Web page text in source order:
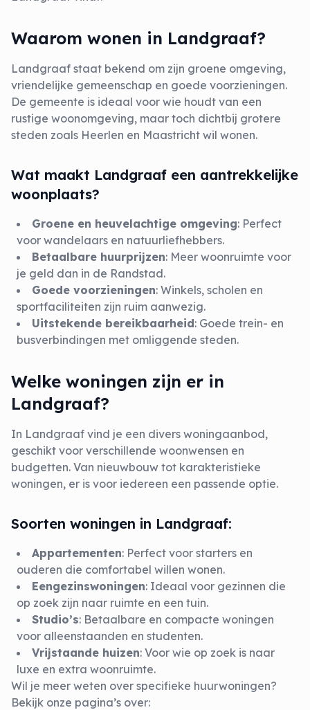
Waarom wonen in Landgraaf?
Landgraaf staat bekend om zijn groene omgeving,
vriendelijke gemeenschap en goede voorzieningen.
De gemeente is ideaal voor wie houdt van een
rustige woonomgeving, maar toch dichtbij grotere
steden zoals Heerlen en Maastricht wil wonen.
Wat maakt Landgraaf een aantrekkelijke
woonplaats?
Groene en heuvelachtige omgeving: Perfect
voor wandelaars en natuurliefhebbers.
Betaalbare huurprijzen: Meer woonruimte voor
je geld dan in de Randstad.
Goede voorzieningen: Winkels, scholen en
sportfaciliteiten zijn ruim aanwezig.
Uitstekende bereikbaarheid: Goede trein- en
busverbindingen met omliggende steden.
Welke woningen zijn er in
Landgraaf?
In Landgraaf vind je een divers woningaanbod,
geschikt voor verschillende woonwensen en
budgetten. Van nieuwbouw tot karakteristieke
woningen, er is voor iedereen een passende optie.
Soorten woningen in Landgraaf:
Appartementen: Perfect voor starters en
ouderen die comfortabel willen wonen.
Eengezinswoningen: Ideaal voor gezinnen die
op zoek zijn naar ruimte en een tuin.
Studio’s: Betaalbare en compacte woningen
voor alleenstaanden en studenten.
Vrijstaande huizen: Voor wie op zoek is naar
luxe en extra woonruimte.
Wil je meer weten over specifieke huurwoningen?
Bekijk onze pagina’s over: